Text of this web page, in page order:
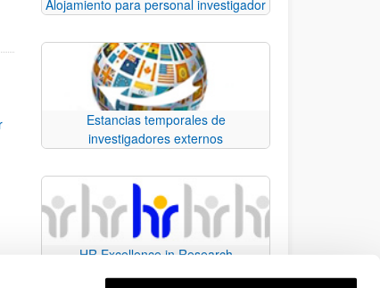
Alojamiento para personal investigador
Estancias temporales de
investigadores externos
HR Excellence in Research